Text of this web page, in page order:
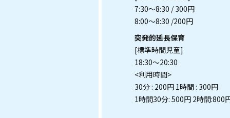
7:30～8:30 / 300円
8:00～8:30 /200円
突発的延長保育
[標準時間児童]
18:30～20:30
<利用時間>
30分 : 200円 1時間 : 300円
1時間30分: 500円 2時間:800